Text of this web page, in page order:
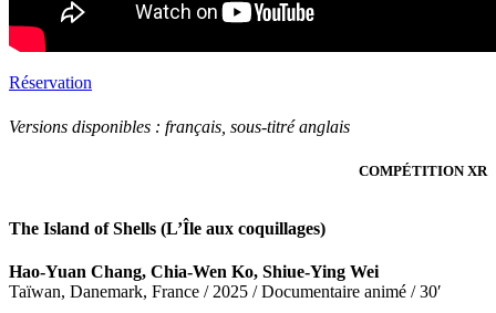
Réservation
Versions disponibles : français, sous-titré anglais
COMPÉTITION XR
The Island of Shells (L’Île aux coquillages)
Hao-Yuan Chang, Chia-Wen Ko, Shiue-Ying Wei
Taïwan, Danemark, France / 2025 / Documentaire animé / 30′